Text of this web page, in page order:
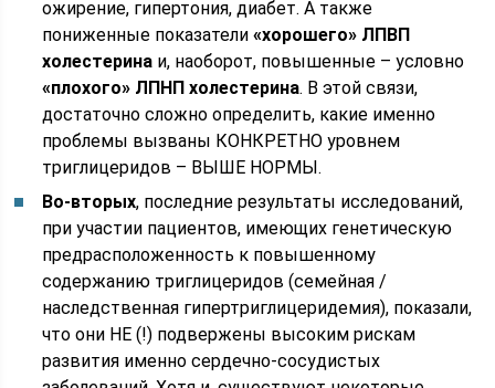
ожирение, гипертония, диабет. А также
пониженные показатели«хорошего» ЛПВП
холестерина и, наоборот, повышенные – условно
«плохого» ЛПНП холестерина. В этой связи,
достаточно сложно определить, какие именно
проблемы вызваны КОНКРЕТНО уровнем
триглицеридов – ВЫШЕ НОРМЫ.
Во-вторых, последние результаты исследований,
при участии пациентов, имеющих генетическую
предрасположенность к повышенному
содержанию триглицеридов (семейная /
наследственная гипертриглицеридемия), показали,
что они НЕ (!) подвержены высоким рискам
развития именно сердечно-сосудистых